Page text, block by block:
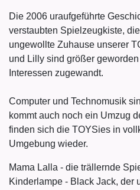
Die 2006 uraufgeführte
verstaubten Spielzeugkiste,
ungewollte Zuhause unserer
und Lilly sind größer
Interessen zugewandt.
Computer und Technomusik
kommt auch noch ein Umzug
finden sich die TOYSies in
Umgebung wieder.
Mama Lalla - die trällernde
Kinderlampe - Black Jack, der